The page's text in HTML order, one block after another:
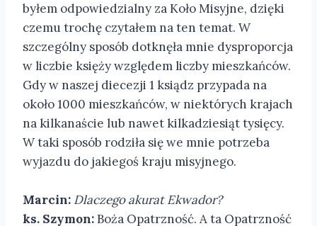
byłem odpowiedzialny za Koło Misyjne, dzięki
czemu trochę czytałem na ten temat. W
szczególny sposób dotknęła mnie dysproporcja
w liczbie księży względem liczby mieszkańców.
Gdy w naszej diecezji 1 ksiądz przypada na
około 1000 mieszkańców, w niektórych krajach
na kilkanaście lub nawet kilkadziesiąt tysięcy.
W taki sposób rodziła się we mnie potrzeba
wyjazdu do jakiegoś kraju misyjnego.
Marcin: Dlaczego akurat Ekwador?
ks. Szymon:Boża Opatrzność. A ta Opatrzność